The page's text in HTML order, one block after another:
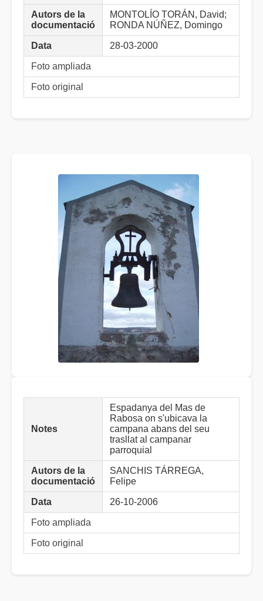
Autors de la
documentació
MONTOLÍO TORÁN, David;
RONDA NÚÑEZ, Domingo
Data 28-03-2000
Foto ampliada
Foto original
Notes
Espadanya del Mas de
Rabosa on s'ubicava la
campana abans del seu
trasllat al campanar
parroquial
Autors de la
documentació
SANCHIS TÁRREGA,
Felipe
Data 26-10-2006
Foto ampliada
Foto original